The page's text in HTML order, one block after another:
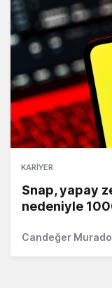
KARIYER
Snap, yapay
nedeniyle
Candeğer